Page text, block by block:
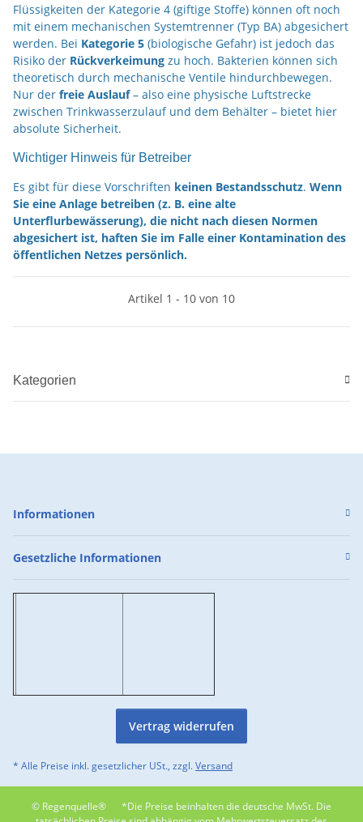
Flüssigkeiten der Kategorie 4 (giftige Stoffe) können oft noch
mit einem mechanischen Systemtrenner (Typ BA) abgesichert
werden. Bei Kategorie 5 (biologische Gefahr) ist jedoch das
Risiko der Rückverkeimung zu hoch. Bakterien können sich
theoretisch durch mechanische Ventile hindurchbewegen.
Nur der freie Auslauf– also eine physische Luftstrecke
zwischen Trinkwasserzulauf und dem Behälter – bietet hier
absolute Sicherheit.
Wichtiger Hinweis für Betreiber
Es gibt für diese Vorschriften keinen Bestandsschutz. Wenn
Sie eine Anlage betreiben (z. B. eine alte
Unterflurbewässerung), die nicht nach diesen Normen
abgesichert ist, haften Sie im Falle einer Kontamination des
öffentlichen Netzes persönlich.
Artikel 1 - 10 von 10
Kategorien
Informationen
Gesetzliche Informationen
Vertrag widerrufen
* Alle Preise inkl. gesetzlicher USt., zzgl.Versand
© Regenquelle®
*Die Preise beinhalten die deutsche MwSt. Die